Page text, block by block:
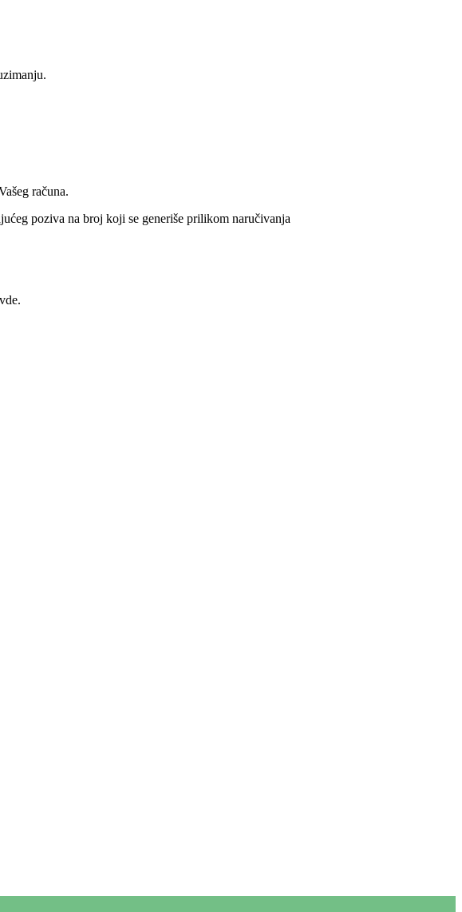
računa.
poziva na broj koji se generiše prilikom naručivanja